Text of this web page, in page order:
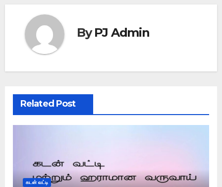
ByPJ Admin
Related Post
கடன் வட்டி